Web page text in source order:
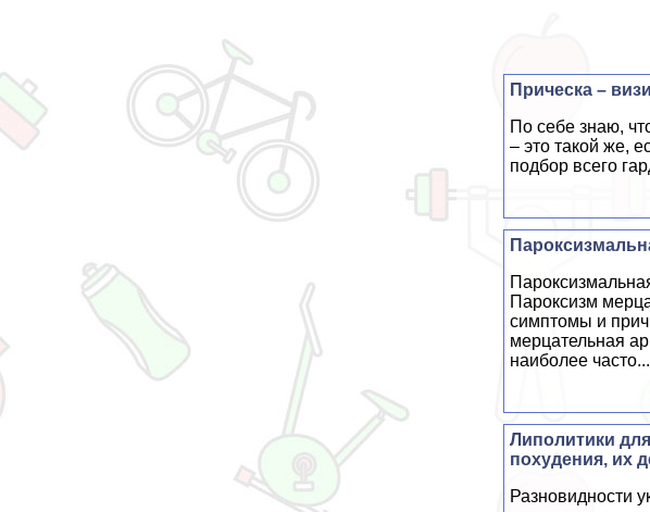
Прическа –
По себе знаю,
– это такой же,
подбор всего
Пароксизм
симптомы и
мерцательная
наиболее часто...
Липолитики
похудения, их
Разновидности